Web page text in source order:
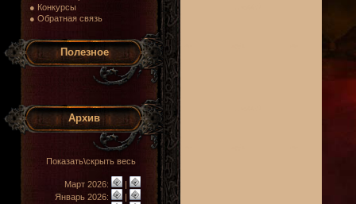
● Конкурсы
● Обратная связь
Полезное
Архив
Показать\скрыть весь
Март 2026:
|
Январь 2026:
|